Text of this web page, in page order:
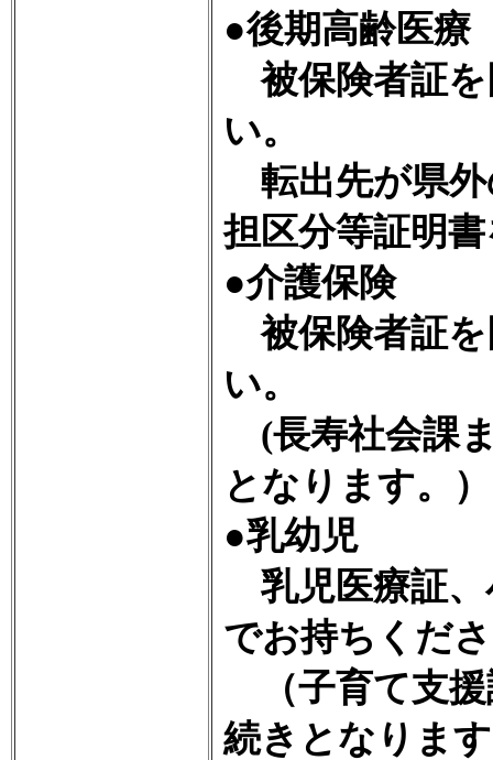
●後期高齢医療
被保険者証を
い。
転出先が県外
担区分等証明
●介護保険
被保険者証を
い。
(長寿社会課
となります。）
●乳幼児
乳児医療証、
でお持ちくだ
（子育て支援
続きとなりま